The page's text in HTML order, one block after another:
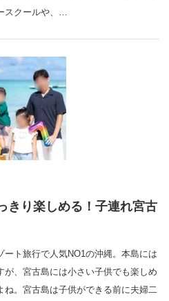
スクールや、…
きり楽しめる！子連れ宮古
ト旅行で人気NO1の沖縄。本島には
が、宮古島には小さい子供でも楽しめ
。宮古島は子供ができる前に夫婦二